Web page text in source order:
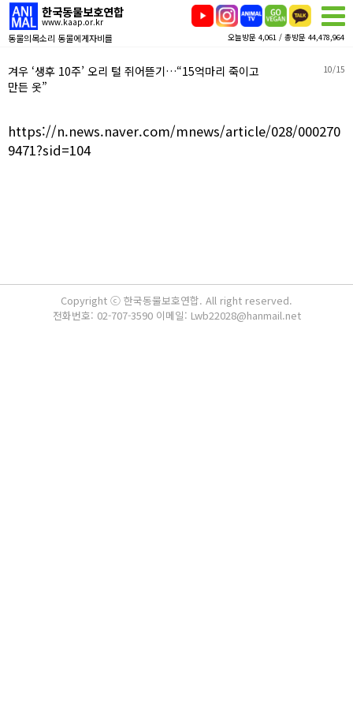
한국동물보호연합
www.kaap.or.kr
동물의목소리 동물에게자비를 오늘방문 4,061 / 총방문 44,478,964
겨우 ‘생후 10주’ 오리 털 쥐어뜯기…“15억마리 죽이고
만든 옷”
10/15
https://n.news.naver.com/mnews/article/028/000270
9471?sid=104
Copyright ⓒ 한국동물보호연합. All right reserved.
전화번호: 02-707-3590 이메일: Lwb22028@hanmail.net